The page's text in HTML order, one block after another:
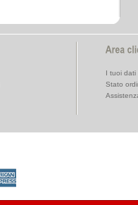
I tuoi dati
Stato